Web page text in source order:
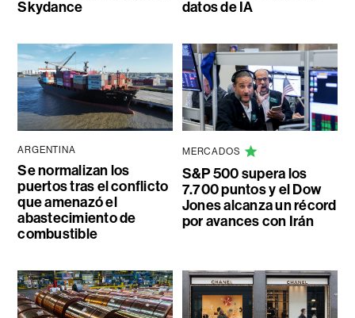
Skydance
datos de IA
ARGENTINA
Se normalizan los
puertos tras el conflicto
que amenazó el
abastecimiento de
combustible
MERCADOS
S&P 500 supera los
7.700 puntos y el Dow
Jones alcanza un récord
por avances con Irán